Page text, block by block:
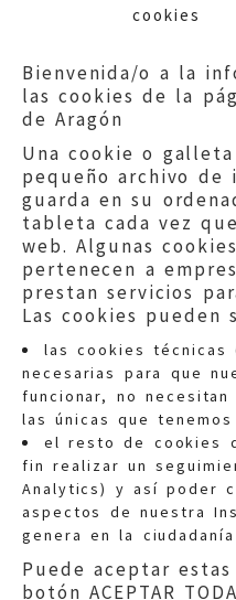
cookies
Bienvenida/o a la
las cookies de la
de Aragón
Una cookie o
pequeño archivo de
guarda en su
tableta cada vez
web. Algunas
pertenecen a
prestan servicios
Las cookies pueden
las cookies técnicas
necesarias para que
funcionar, no
las únicas que
el resto de cookies
fin realizar un
Analytics) y así poder
aspectos de nuestra
genera en la
Puede aceptar
botón ACEPTAR
Quejas:
Teléfonos:900